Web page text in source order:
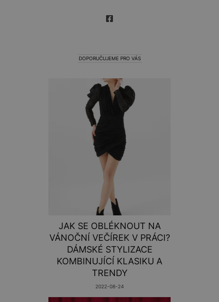
DOPORUČUJEME PRO VÁS
JAK SE OBLÉKNOUT NA
VÁNOČNÍ VEČÍREK V PRÁCI?
DÁMSKÉ STYLIZACE
KOMBINUJÍCÍ KLASIKU A
TRENDY
2022-08-24